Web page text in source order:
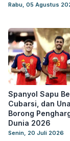
Rabu, 05 Agustus
Spanyol Sapu
Cubarsi, dan
Borong
Dunia 2026
Senin, 20 Juli 2026